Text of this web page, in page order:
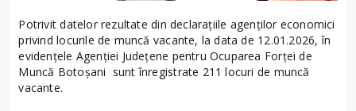
Potrivit datelor rezultate din declarațiile agenților economici
privind locurile de muncă vacante, la data de 12.01.2026, în
evidențele Agenției Județene pentru Ocuparea Forței de
Muncă Botoșani sunt înregistrate 211 locuri de muncă
vacante.